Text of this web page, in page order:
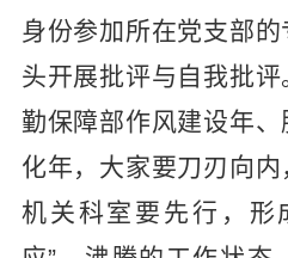
身份参加所在党支部
头开展批评与自我批
勤保障部作风建设年
化年，大家要刀刃向内
机关科室要先行，形